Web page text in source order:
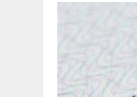
23 FEBBRAIO 2025
4 GENNAIO 2025